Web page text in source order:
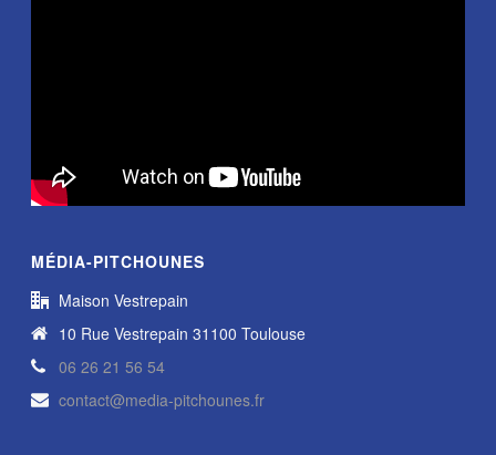
MÉDIA-PITCHOUNES
Maison Vestrepain
10 Rue Vestrepain 31100 Toulouse
06 26 21 56 54
contact@media-pitchounes.fr